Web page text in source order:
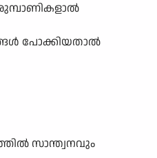
പോക്കിയതാൽ
സാന്ത്വനവും